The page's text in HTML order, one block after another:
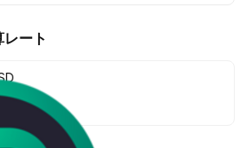
ート